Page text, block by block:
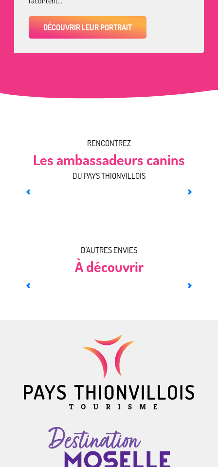
DÉCOUVRIR LEUR PORTRAIT
RENCONTREZ
Les ambassadeurs canins
DU PAYS THIONVILLOIS
D'AUTRES ENVIES
À découvrir